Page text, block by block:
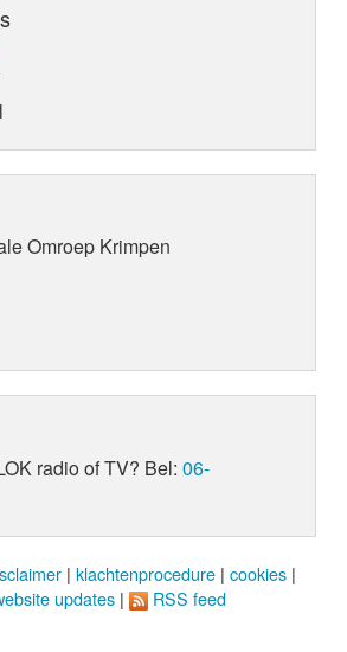
Omroep Krimpen
radio of TV? Bel:06-
| klachtenprocedure | cookies |
updates | RSS feed